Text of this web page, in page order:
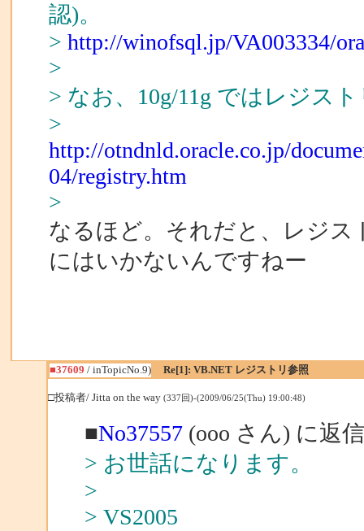
認)。
> http://winofsql.jp/VA003334/
>
> なお、10g/11g ではレジス
>
http://otndnld.oracle.co.jp/
04/registry.htm
>
なるほど。それだと、レジ
にはいかないんですねー
■37609 / inTopicNo.9) Re[1]: VB.NET レジストリ参照
□投稿者/ Jitta on the way (337回)-(2009/06/25(Thu) 19:00:48)
■No37557(ooo さん) に返信
> お世話になります。
>
> VS2005